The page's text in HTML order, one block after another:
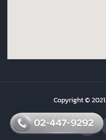
Copyright ©